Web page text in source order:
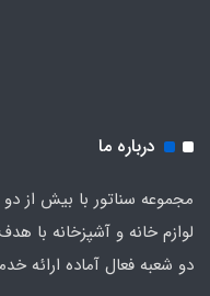
درباره ما
مجموعه سناتور با بیش از
لوازم خانه و آشپزخانه با
دو شعبه فعال آماده ارائه